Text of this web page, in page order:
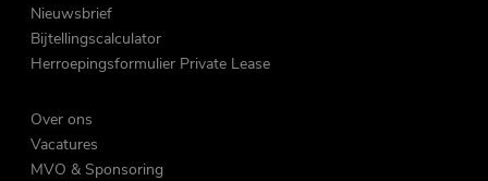
Nieuwsbrief
Bijtellingscalculator
Herroepingsformulier Private Lease
Over ons
Vacatures
MVO & Sponsoring